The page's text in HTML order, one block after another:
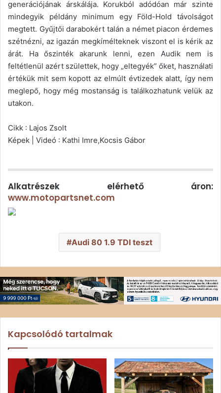
generációjának árskálája. Korukból adódóan már szinte
mindegyik példány minimum egy Föld-Hold távolságot
megtett. Gyűjtői darabokért talán a német piacon érdemes
szétnézni, az igazán megkímélteknek viszont el is kérik az
árát. Ha őszinték akarunk lenni, ezen Audik nem is
feltétlenül azért születtek, hogy „eltegyék” őket, használati
értékük mit sem kopott az elmúlt évtizedek alatt, így nem
meglepő, hogy még mostanság is találkozhatunk velük az
utakon.
Cikk : Lajos Zsolt
Képek | Videó : Kathi Imre,Kocsis Gábor
Alkatrészek elérhető áron:
www.motopartsnet.com
Audi 80 1.9 TDI teszt
Kapcsolódó tartalmak